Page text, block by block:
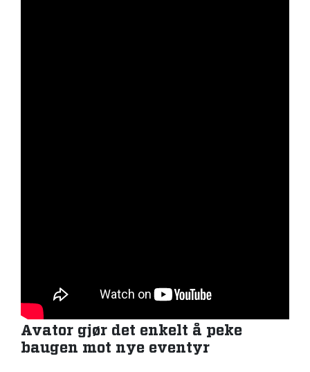
Avator gjør det enkelt å peke
baugen mot nye eventyr